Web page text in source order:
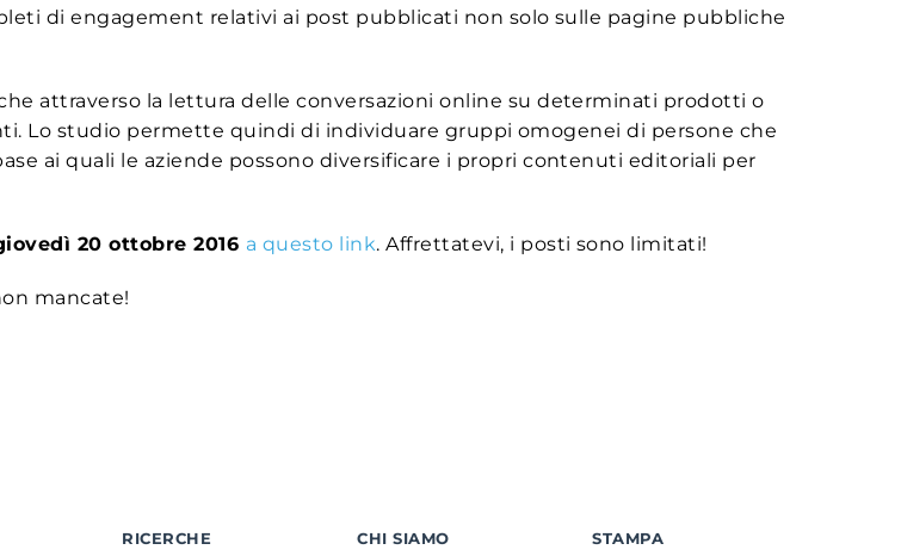
di engagement relativi ai post pubblicati non solo sulle pagine pubbliche
attraverso la lettura delle conversazioni online su determinati prodotti o
Lo studio permette quindi di individuare gruppi omogenei di persone che
ai quali le aziende possono diversificare i propri contenuti editoriali per
20 ottobre 2016 a questo link. Affrettatevi, i posti sono limitati!
mancate!
RICERCHE CHI SIAMO STAMPA